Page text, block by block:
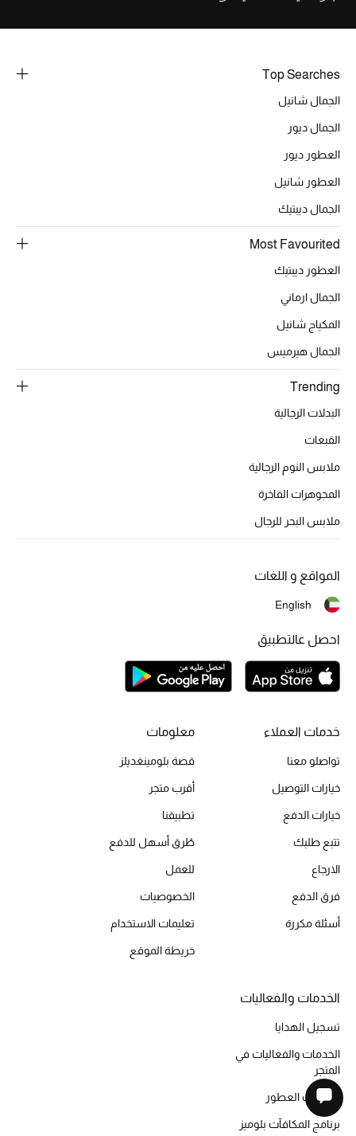
Top Searches
الجمال شانيل
الجمال ديور
العطور ديور
العطور شانيل
الجمال ديبتيك
Most Favourited
العطور ديبتيك
الجمال ارماني
المكياج شانيل
الجمال هيرميس
Trending
البدلات الرجالية
القبعات
ملابس النوم الرجالية
المجوهرات الفاخرة
ملابس البحر للرجال
خدمات العملاء
تواصلو معنا
خيارات التوصيل
خيارات الدفع
تتبع طلبك
الارجاع
فرق الدفع
أسئلة مكررة
معلومات
قصة بلومينغديلز
أقرب متجر
تطبيقنا
طُرق أسهل للدفع
للعمل
الخصوصيات
تعليمات الاستخدام
خريطة الموقع
الخدمات والفعاليات
تسجيل الهدايا
الخدمات والفعاليات في
المتجر
مكتشف العطور
برنامج المكافآت بلوميز
المواقع و اللغات
English
احصل عالتطبيق